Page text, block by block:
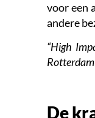
voor een
andere
“High
De